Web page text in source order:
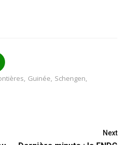
, Guinée, Schengen,
Next